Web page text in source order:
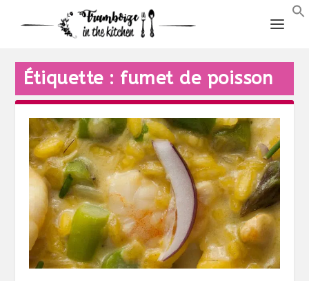
Étiquette : fumet de poisson